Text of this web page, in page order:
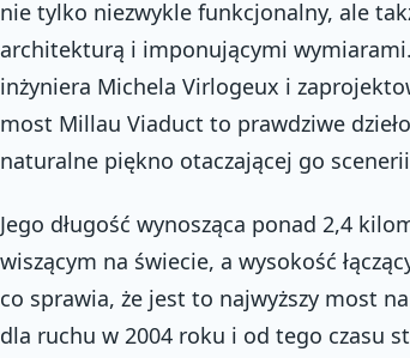
nie tylko niezwykle funkcjonalny, ale
architekturą i imponującymi
inżyniera Michela Virlogeux i
most Millau Viaduct to prawdziwe
naturalne piękno otaczającej go
Jego długość wynosząca ponad 2,4
wiszącym na świecie, a wysokość
co sprawia, że jest to najwyższy most
dla ruchu w 2004 roku i od tego czasu